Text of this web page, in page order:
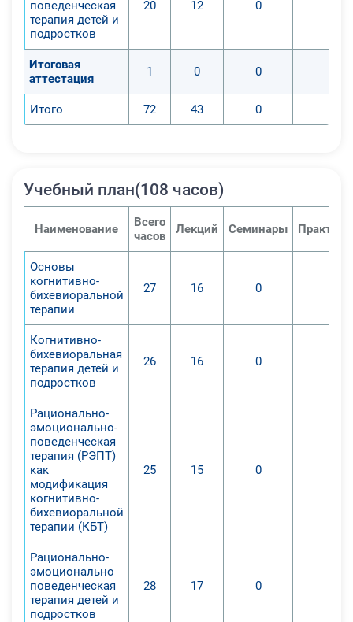
поведенческая
терапия детей и
подростков
20 12 0
Итоговая
аттестация
1 0 0
Итого 72 43 0
Учебный план(108 часов)
Наименование
Всего
часов
Лекций Семинары
Основы
когнитивно-
бихевиоральной
терапии
27 16 0
Когнитивно-
бихевиоральная
терапия детей и
подростков
26 16 0
Рационально-
эмоционально-
поведенческая
терапия (РЭПТ)
как
модификация
когнитивно-
бихевиоральной
терапии (КБТ)
25 15 0
Рационально-
эмоционально
поведенческая
терапия детей и
подростков
28 17 0